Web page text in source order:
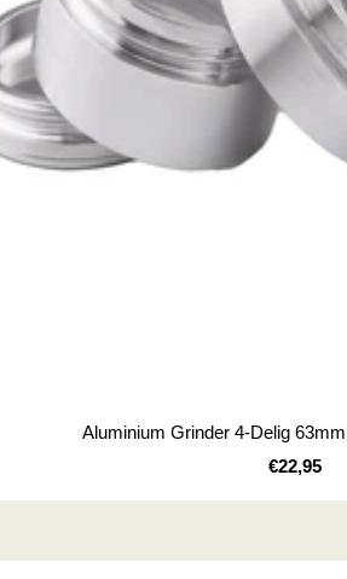
Aluminium Grinder 4-Delig
€22,95